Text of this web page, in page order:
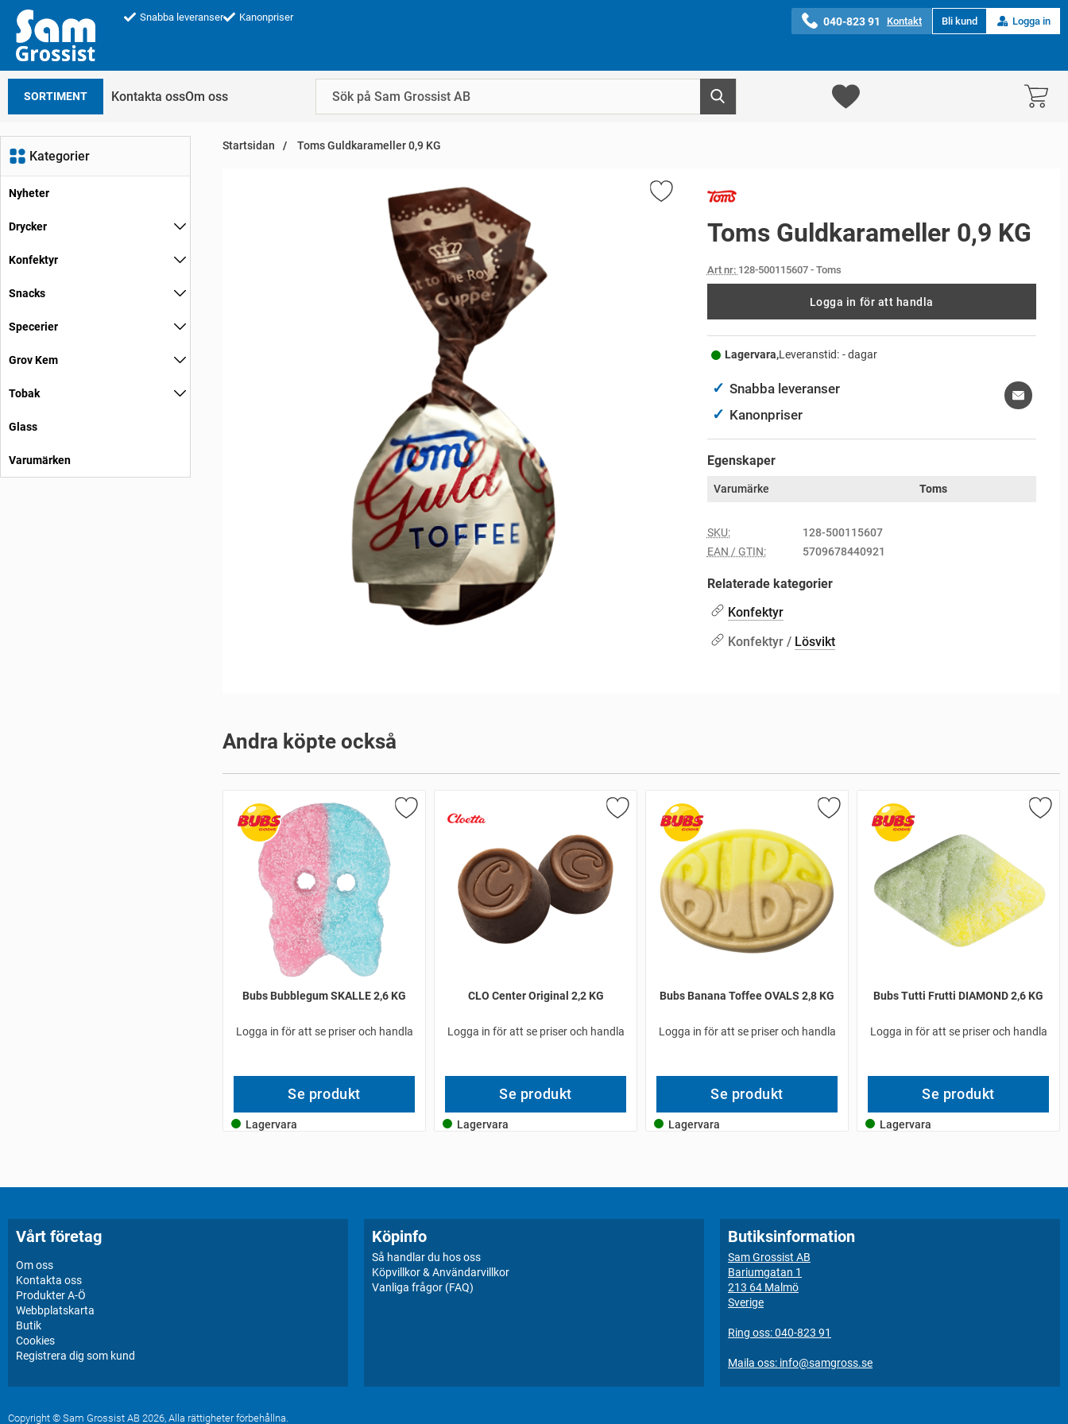
Snabba leveranser Kanonpriser 040-823 91 Kontakt Bli kund Logga in
SORTIMENT Kontakta ossOm oss
Kategorier
Nyheter
Drycker
Konfektyr
Snacks
Specerier
Grov Kem
Tobak
Glass
Varumärken
Startsidan Toms Guldkarameller 0,9 KG
Toms Guldkarameller 0,9 KG
Art nr: 128-500115607- Toms
Logga in för att handla
Lagervara,Leveranstid: - dagar
✓ Snabba leveranser
✓ Kanonpriser
Egenskaper
Varumärke Toms
SKU:
128-500115607
EAN / GTIN:
5709678440921
Relaterade kategorier
Konfektyr
Konfektyr / Lösvikt
Andra köpte också
Bubs Bubblegum SKALLE 2,6 KG
Logga in för att se priser och handla
Se produkt
Lagervara
CLO Center Original 2,2 KG
Logga in för att se priser och handla
Se produkt
Lagervara
Bubs Banana Toffee OVALS 2,8 KG
Logga in för att se priser och handla
Se produkt
Lagervara
Bubs Tutti Frutti DIAMOND 2,6 KG
Logga in för att se priser och handla
Se produkt
Lagervara
Vårt företag
Om oss
Kontakta oss
Produkter A-Ö
Webbplatskarta
Butik
Cookies
Registrera dig som kund
Köpinfo
Så handlar du hos oss
Köpvillkor & Användarvillkor
Vanliga frågor (FAQ)
Butiksinformation
Sam Grossist AB
Bariumgatan 1
213 64 Malmö
Sverige
Ring oss: 040-823 91
Maila oss: info@samgross.se
Copyright © Sam Grossist AB 2026, Alla rättigheter förbehållna.